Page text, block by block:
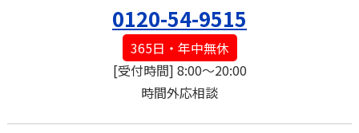
0120-54-9515
365日・年中無休
[受付時間] 8:00～20:00
時間外応相談